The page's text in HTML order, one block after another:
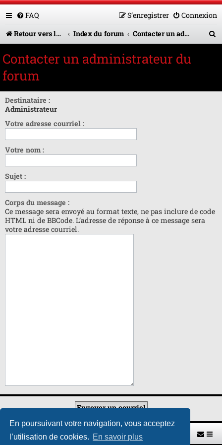
En poursuivant votre navigation, vous acceptez
l’utilisation de cookies. En savoir plus
FAQ Connexion
S’enregistrer
Retour vers le site U.A.G.R.
Index du forum Contacter un administrateur du forum
e
Contacter un administrateur du
forum
Destinataire :
Administrateur
Votre adresse courriel :
Votre nom :
Sujet :
Corps du message :
Ce message sera envoyé au format texte, ne pas inclure de code
HTML ni de BBCode. L’adresse de réponse à ce message sera
votre adresse courriel.
Retour vers le site U.A.G.R. Index du forum